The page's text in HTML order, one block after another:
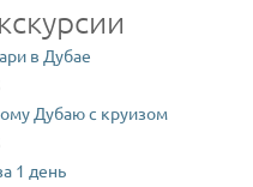
в Дубае
Дубаю с круизом
1 день